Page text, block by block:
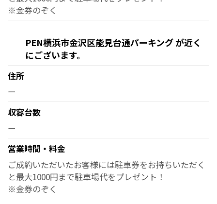
※金券のぞく
PEN横浜市金沢区能見台通パーキング が近く
にございます。
住所
ー
収容台数
ー
営業時間・料金
ご成約いただいたお客様には駐車券をお持ちいただく
と最大1000円まで駐車場代をプレゼント！
※金券のぞく